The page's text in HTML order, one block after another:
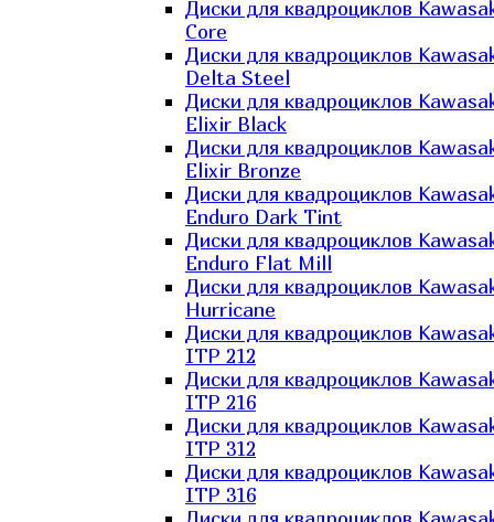
Диски для квадроциклов
Core
Диски для квадроциклов
Delta Steel
Диски для квадроциклов
Elixir Black
Диски для квадроциклов
Elixir Bronze
Диски для квадроциклов
Enduro Dark Tint
Диски для квадроциклов
Enduro Flat Mill
Диски для квадроциклов
Hurricane
Диски для квадроциклов
ITP 212
Диски для квадроциклов
ITP 216
Диски для квадроциклов
ITP 312
Диски для квадроциклов
ITP 316